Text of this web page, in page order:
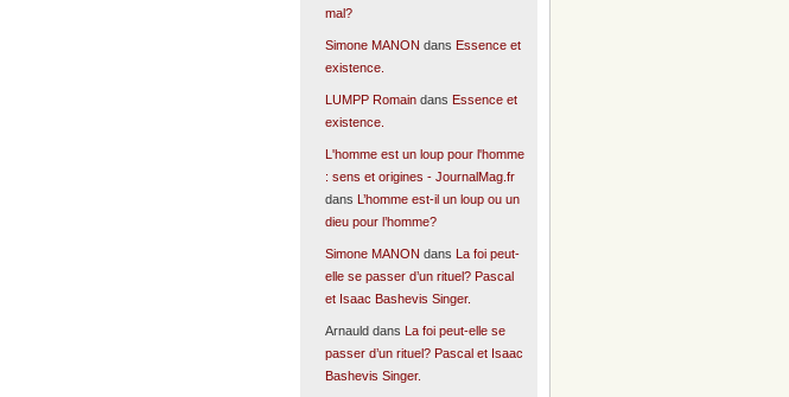
mal?
Simone MANON dans Essence et
existence.
LUMPP Romaindans Essence et
existence.
L'homme est un loup pour l'homme
: sens et origines - JournalMag.fr
dans
L’homme est-il un loup ou un
dieu pour l’homme?
Simone MANON dans
La foi peut-
elle se passer d’un rituel? Pascal
et Isaac Bashevis Singer.
Arnauld dans
La foi peut-elle se
passer d’un rituel? Pascal et Isaac
Bashevis Singer.